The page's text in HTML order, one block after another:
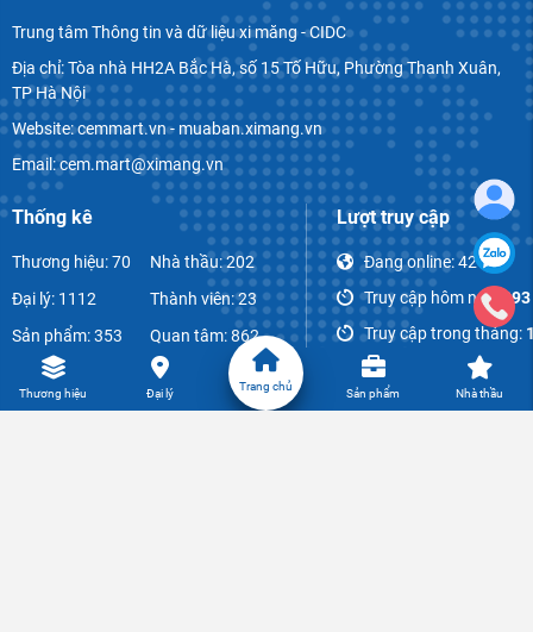
Trung tâm Thông tin và dữ liệu xi măng - CIDC
Địa chỉ: Tòa nhà HH2A Bắc Hà, số 15 Tố Hữu, Phường Thanh Xuân,
TP Hà Nội
Website: cemmart.vn - muaban.ximang.vn
Email: cem.mart@ximang.vn
Thống kê
Thương hiệu: 70
Đại lý: 1112
Sản phẩm: 353
Bài viết: 1070
Nhà thầu: 202
Thành viên: 23
Quan tâm: 862
Bình luận: 52
Lượt truy cập
Đang online:42
Truy cập hôm nay:
893
Truy cập trong tháng:
Tổng lượt truy cập:
Thương hiệu Đại lý
Trang chủ
Sản phẩm Nhà thầu